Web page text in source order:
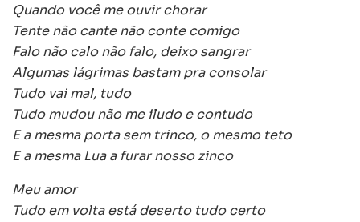
Quando você me ouvir chorar
Tente não cante não conte comigo
Falo não calo não falo, deixo sangrar
Algumas lágrimas bastam pra consolar
Tudo vai mal, tudo
Tudo mudou não me iludo e contudo
E a mesma porta sem trinco, o mesmo teto
E a mesma Lua a furar nosso zinco
Meu amor
Tudo em volta está deserto tudo certo